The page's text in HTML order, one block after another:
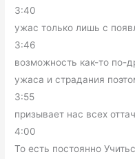
3:40
ужас только лишь с
3:46
возможность как-то по-
ужаса и страдания
3:55
призывает нас всех
4:00
То есть постоянно